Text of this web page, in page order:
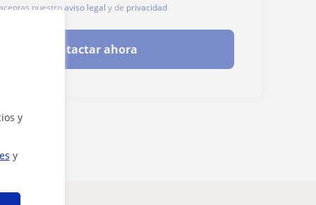
y
y
nuestroaviso legal y de privacidad
Contactar ahora